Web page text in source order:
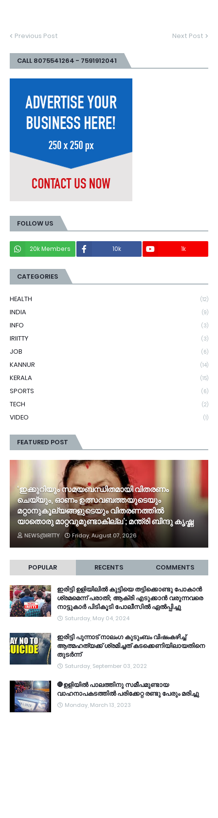
Previous Post Next Post
CALL 8075541264 - 7591912041
FOLLOW US
20k Members 10k 1k
CATEGORIES
HEALTH (12)
INDIA (9)
INFO (3)
IRIITTY (3)
JOB (6)
KANNUR (14)
KERALA (15)
SPORTS (6)
TECH (2)
VIDEO (1)
FEATURED POST
‘ഇക്കുറിയും സമയബന്ധിതമായി വിതരണം
ചെയ്യും, ഓണം ഉത്സവബത്തയുടെയും
മറ്റാനുകൂല്യങ്ങളുടെയും വിതരണത്തിൽ
യാതൊരു മാറ്റവുമുണ്ടാകില്ല’; മന്ത്രി ബിന്ദു കൃഷ്ണ
NEWS@IRITTY Friday, August 07, 2026
POPULAR RECENTS COMMENTS
ഇരിട്ടി ഉളിയിലിൽ കുട്ടിയെ തട്ടിക്കൊണ്ടു പോകാൻ
ശ്രമമെന്ന് പരാതി; ആക്രി എടുക്കാൻ വരുന്നവരെ
നാട്ടുകാർ പിടികൂടി പോലീസിൽ ഏൽപ്പിച്ചു
Saturday, May 04, 2024
ഇരിട്ടി പുന്നാട് നാലംഗ കുടുംബം വിഷംകഴിച്ച്‌
ആത്മഹത്യക്ക് ശ്രമിച്ചത് കടക്കെണിയിലായതിനെ
തുടർന്ന്
Saturday, September 03, 2022
🛑ഉളിയിൽ പാലത്തിനു സമീപമുണ്ടായ
വാഹനാപകടത്തിൽ പരിക്കേറ്റ രണ്ടു പേരും മരിച്ചു
Monday, March 13, 2023